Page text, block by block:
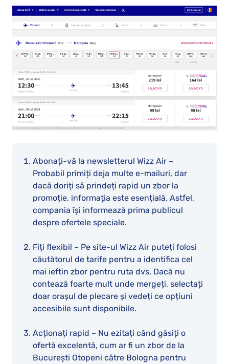
Abonați-vă la newsletterul Wizz Air –
Probabil primiți deja multe e-mailuri, dar
dacă doriți să prindeți rapid un zbor la
promoție, informația este esențială. Astfel,
compania își informează prima publicul
despre ofertele speciale.
Fiți flexibil – Pe site-ul Wizz Air puteți folosi
căutătorul de tarife pentru a identifica cel
mai ieftin zbor pentru ruta dvs. Dacă nu
contează foarte mult unde mergeți, selectați
doar orașul de plecare și vedeți ce opțiuni
accesibile sunt disponibile.
Acționați rapid – Nu ezitați când găsiți o
ofertă excelentă, cum ar fi un zbor de la
București Otopeni către Bologna pentru